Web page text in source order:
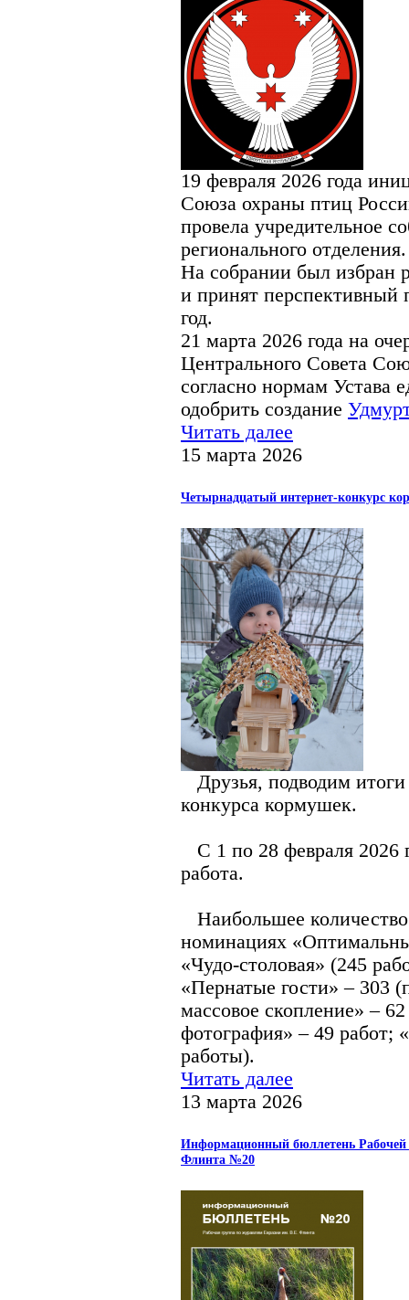
19 февраля 2026 года
Союза охраны птиц
провела учредительное
регионального отделения.
На собрании был избран
и принят перспективный
год.
21 марта 2026 года на
Центрального Совета
согласно нормам Устава
одобрить создание
Читать далее
15 марта 2026
Четырнадцатый интернет-конкурс
Друзья, подводим итоги
конкурса кормушек.
С 1 по 28 февраля 2026
работа.
Наибольшее
номинациях
«Чудо-столовая» (245
«Пернатые гости» – 303
массовое скопление» –
фотография» – 49 работ;
работы).
Читать далее
13 марта 2026
Информационный бюллетень
Флинта №20